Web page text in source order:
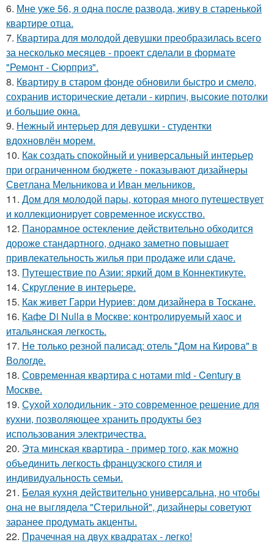
6. Мне уже 56, я одна после развода, живу в старенькой
квартире отца.
7. Квартира для молодой девушки преобразилась всего
за несколько месяцев - проект сделали в формате
"Ремонт - Сюрприз".
8. Квартиру в старом фонде обновили быстро и смело,
сохранив исторические детали - кирпич, высокие потолки
и большие окна.
9. Нежный интерьер для девушки - студентки
вдохновлён морем.
10. Как создать спокойный и универсальный интерьер
при ограниченном бюджете - показывают дизайнеры
Светлана Мельникова и Иван мельников.
11. Дом для молодой пары, которая много путешествует
и коллекционирует современное искусство.
12. Панорамное остекление действительно обходится
дороже стандартного, однако заметно повышает
привлекательность жилья при продаже или сдаче.
13. Путешествие по Азии: яркий дом в Коннектикуте.
14. Скругление в интерьере.
15. Как живет Гарри Нуриев: дом дизайнера в Тоскане.
16. Кафе Di Nulla в Москве: контролируемый хаос и
итальянская легкость.
17. Не только резной палисад: отель "Дом на Кирова" в
Вологде.
18. Современная квартира с нотами mid - Century в
Москве.
19. Сухой холодильник - это современное решение для
кухни, позволяющее хранить продукты без
использования электричества.
20. Эта минская квартира - пример того, как можно
объединить легкость французского стиля и
индивидуальность семьи.
21. Белая кухня действительно универсальна, но чтобы
она не выглядела "Стерильной", дизайнеры советуют
заранее продумать акценты.
22. Прачечная на двух квадратах - легко!